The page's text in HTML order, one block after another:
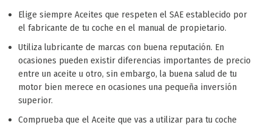
Elige siempre Aceites que respeten el SAE establecido por
el fabricante de tu coche en el manual de propietario.
Utiliza lubricante de marcas con buena reputación. En
ocasiones pueden existir diferencias importantes de precio
entre un aceite u otro, sin embargo, la buena salud de tu
motor bien merece en ocasiones una pequeña inversión
superior.
Comprueba que el Aceite que vas a utilizar para tu coche